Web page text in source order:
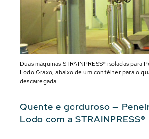
Duas máquinas STRAINPRESS® isoladas para
Lodo Graxo, abaixo de um contêiner para o
descarregada
Quente e gorduroso —
Lodo com a STRAINPRESS®